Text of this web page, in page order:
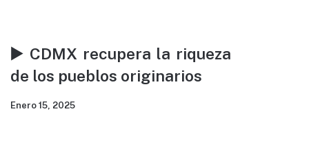
▶️ CDMX recupera la riqueza
de los pueblos originarios
Enero 15, 2025